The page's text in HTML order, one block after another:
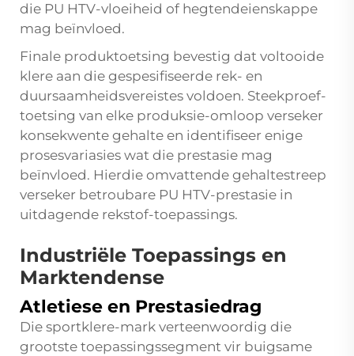
die PU HTV-vloeiheid of hegtendeienskappe
mag beïnvloed.
Finale produktoetsing bevestig dat voltooide
klere aan die gespesifiseerde rek- en
duursaamheidsvereistes voldoen. Steekproef-
toetsing van elke produksie-omloop verseker
konsekwente gehalte en identifiseer enige
prosesvariasies wat die prestasie mag
beïnvloed. Hierdie omvattende gehaltestreep
verseker betroubare PU HTV-prestasie in
uitdagende rekstof-toepassings.
Industriële Toepassings en
Marktendense
Atletiese en Prestasiedrag
Die sportklere-mark verteenwoordig die
grootste toepassingssegment vir buigsame